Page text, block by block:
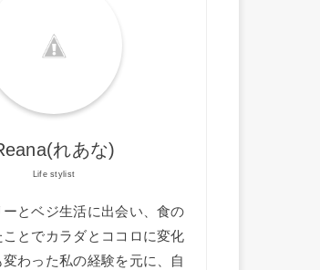
れあな)
Life stylist
とベジ生活に出会い、食の
とでカラダとココロに変化
わった私の経験を元に、自